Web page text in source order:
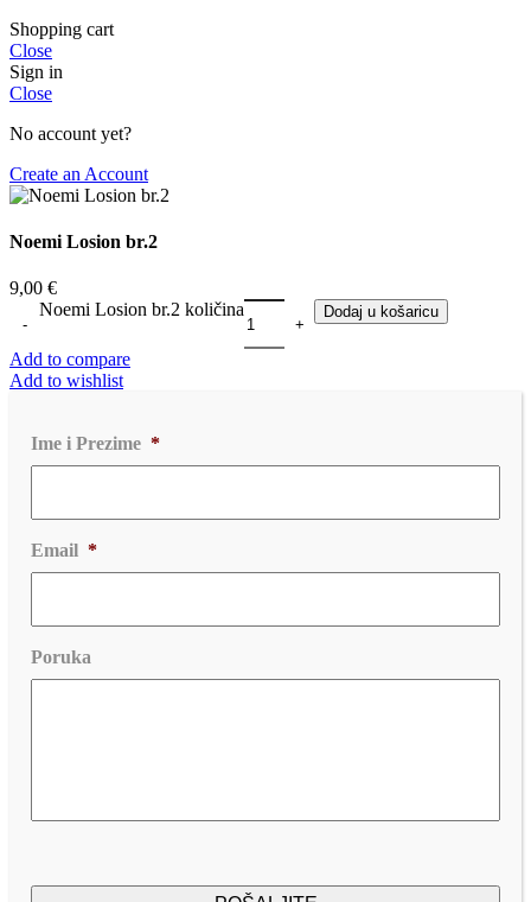
Shopping cart
Close
Sign in
Close
No account yet?
Create an Account
Noemi Losion br.2
9,00 €
Noemi Losion br.2 količina
Dodaj u košaricu
Add to compare
Add to wishlist
Ime i Prezime *
Email *
Poruka